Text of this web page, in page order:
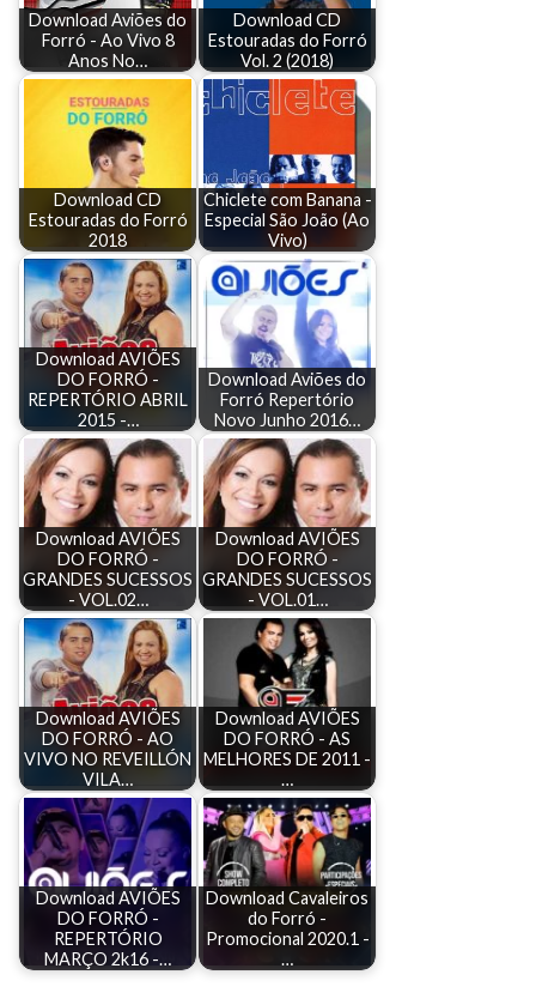
Download Aviões do
Forró - Ao Vivo 8
Anos No…
Download CD
Estouradas do Forró
Vol. 2 (2018)
Download CD
Estouradas do Forró
2018
Chiclete com Banana -
Especial São João (Ao
Vivo)
Download AVIÕES
DO FORRÓ -
REPERTÓRIO ABRIL
2015 -…
Download Aviões do
Forró Repertório
Novo Junho 2016…
Download AVIÕES
DO FORRÓ -
GRANDES SUCESSOS
- VOL.02…
Download AVIÕES
DO FORRÓ -
GRANDES SUCESSOS
- VOL.01…
Download AVIÕES
DO FORRÓ - AO
VIVO NO REVEILLÓN
VILA…
Download AVIÕES
DO FORRÓ - AS
MELHORES DE 2011 -
…
Download AVIÕES
DO FORRÓ -
REPERTÓRIO
MARÇO 2k16 -…
Download Cavaleiros
do Forró -
Promocional 2020.1 -
…